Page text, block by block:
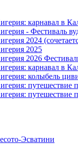
карнавал в
- Фестиваль
2024
2025
2026
карнавал в
колыбель
путешествие
путешествие
Эсватини